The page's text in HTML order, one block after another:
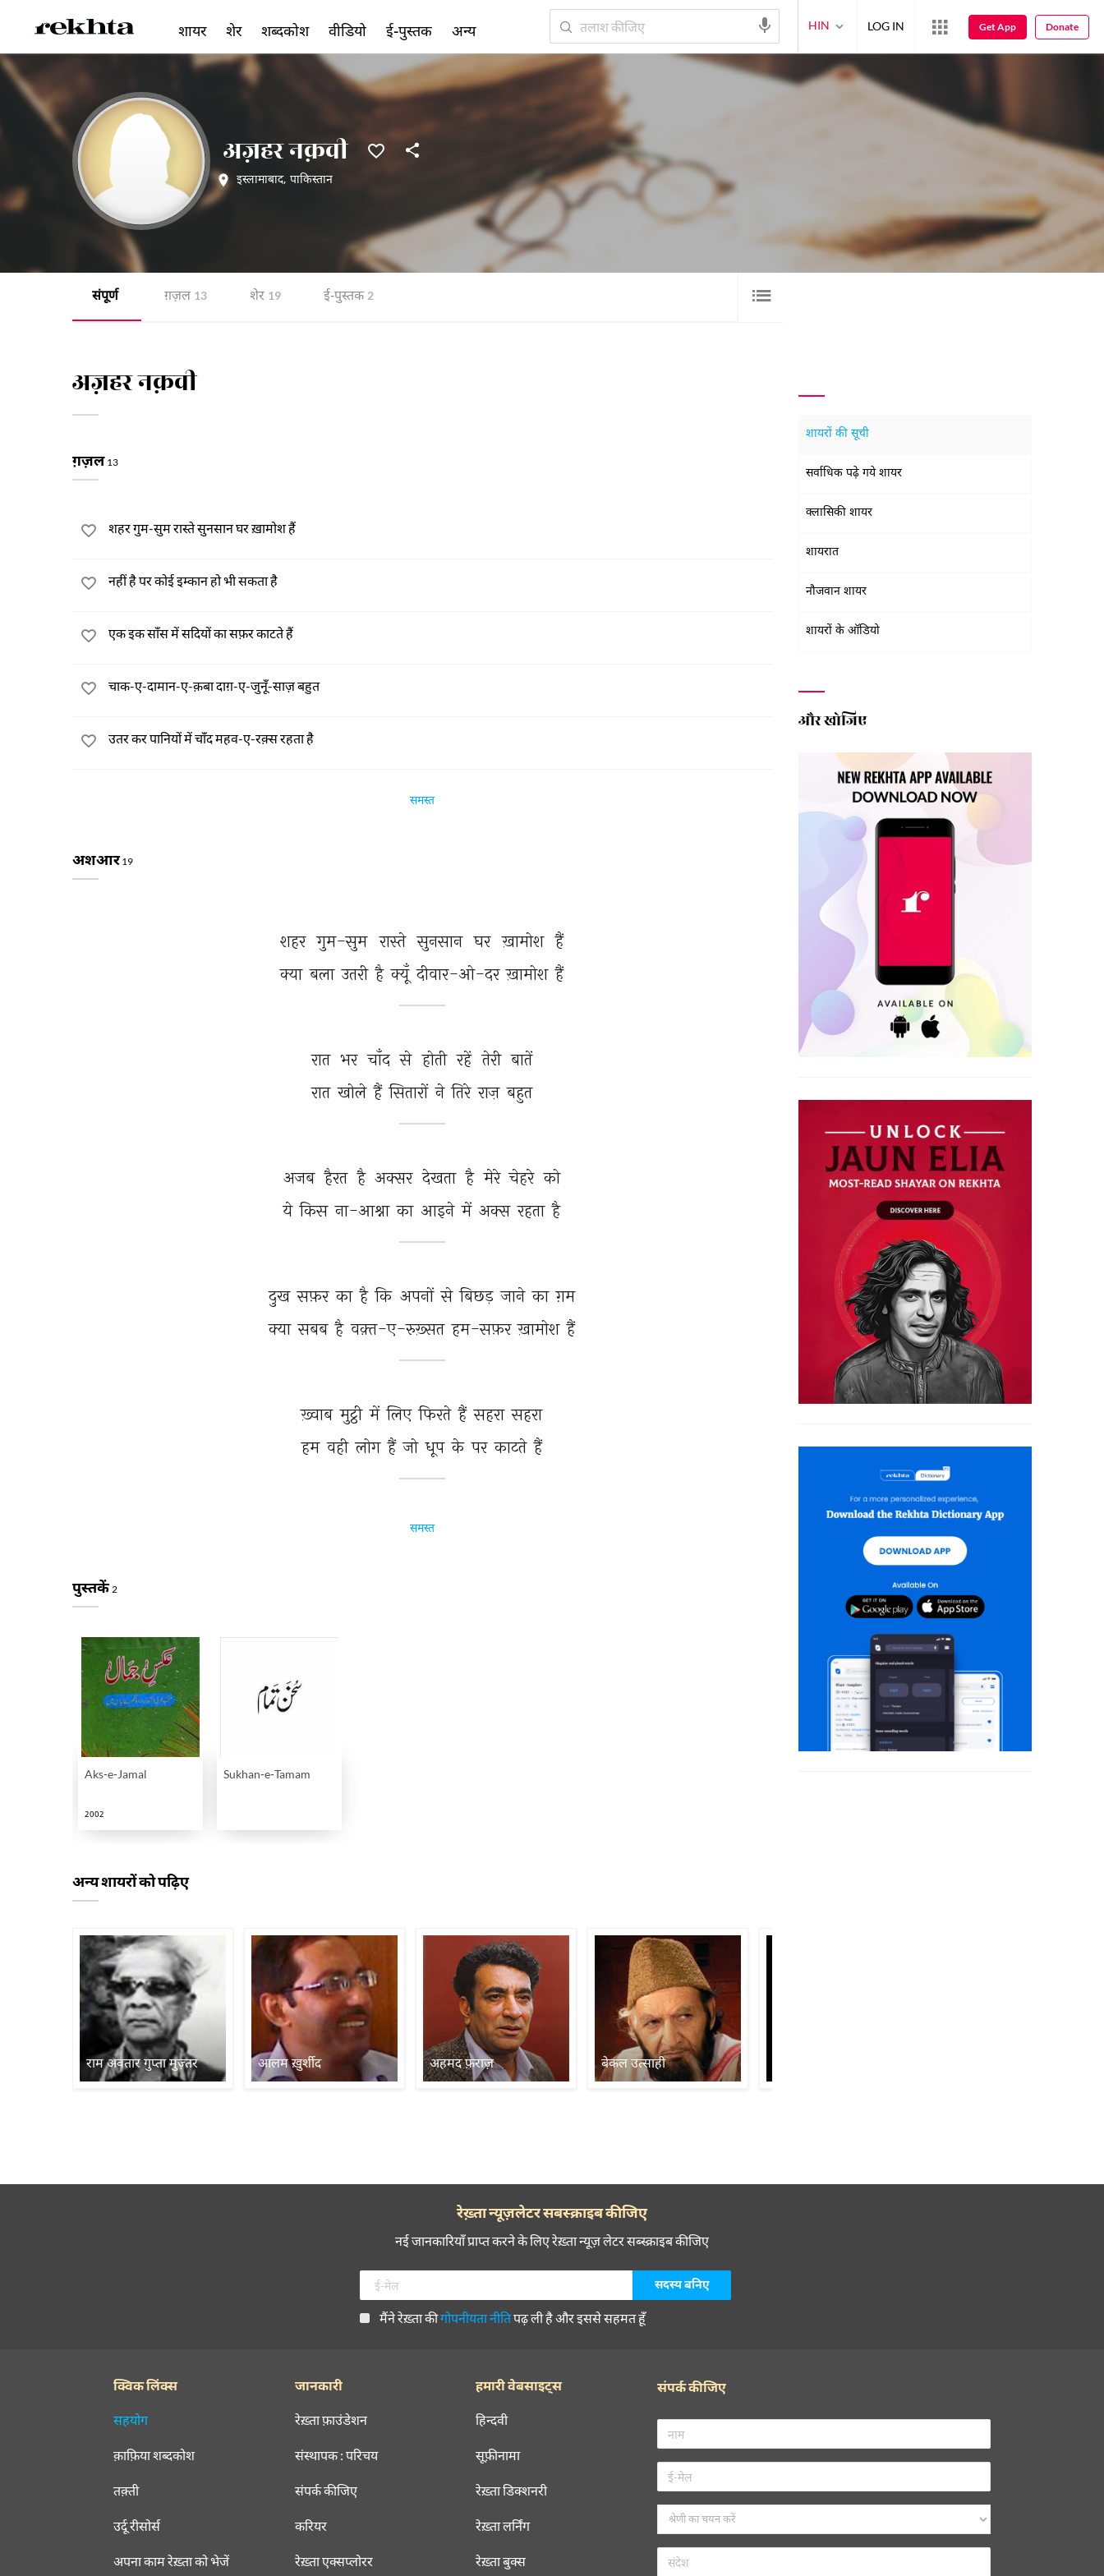
अज़हर नक़वी
इस्लामाबाद, पाकिस्तान
संपूर्ण ग़ज़ल 13 शेर 19 ई-पुस्तक 2
अज़हर नक़वी
ग़ज़ल 13
शहर गुम-सुम रास्ते सुनसान घर ख़ामोश हैं
नहीं है पर कोई इम्कान हो भी सकता है
एक इक साँस में सदियों का सफ़र काटते हैं
चाक-ए-दामान-ए-क़बा दाग़-ए-जुनूँ-साज़ बहुत
उतर कर पानियों में चाँद महव-ए-रक़्स रहता है
समस्त
अशआर19
शहर गुम-सुम रास्ते सुनसान घर ख़ामोश हैं
क्या बला उतरी है क्यूँ दीवार-ओ-दर ख़ामोश हैं
रात भर चाँद से होती रहें तेरी बातें
रात खोले हैं सितारों ने तिरे राज़ बहुत
अजब हैरत है अक्सर देखता है मेरे चेहरे को
ये किस ना-आश्ना का आइने में अक्स रहता है
दुख सफ़र का है कि अपनों से बिछड़ जाने का ग़म
क्या सबब है वक़्त-ए-रुख़्सत हम-सफ़र ख़ामोश हैं
ख़्वाब मुट्ठी में लिए फिरते हैं सहरा सहरा
हम वही लोग हैं जो धूप के पर काटते हैं
समस्त
पुस्तकें 2
Aks-e-Jamal
2002
Sukhan-e-Tamam
अन्य शायरों को पढ़िए
राम अवतार गुप्ता मुज़्तर आलम ख़ुर्शीद अहमद फ़राज़ बेकल उत्साही
शायरों की सूची
सर्वाधिक पढ़े गये शायर
क्लासिकी शायर
शायरात
नौजवान शायर
शायरों के ऑडियो
और खोजिए
शायर शेर शब्दकोश वीडियो ई-पुस्तक अन्य HIN LOG IN Get App Donate
रेख़्ता न्यूज़लेटर सबस्क्राइब कीजिए
नई जानकारियाँ प्राप्त करने के लिए रेख़्ता न्यूज़ लेटर सब्स्क्राइब कीजिए
मैंने रेख़्ता कीगोपनीयता नीतिपढ़ ली है और इससे सहमत हूँ
क्विक लिंक्स
सहयोग
क़ाफ़िया शब्दकोश
तक़्ती
उर्दू रीसोर्स
अपना काम रेख़्ता को भेजें
जानकारी
रेख़्ता फ़ाउंडेशन
संस्थापक : परिचय
संपर्क कीजिए
करियर
रेख़्ता एक्सप्लोरर
हमारी वेबसाइट्स
हिन्दवी
सूफ़ीनामा
रेख़्ता डिक्शनरी
रेख़्ता लर्निंग
रेख़्ता बुक्स
संपर्क कीजिए